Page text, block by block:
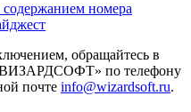
содержанием номера
обращайтесь в
по телефону
почте info@wizardsoft.ru.